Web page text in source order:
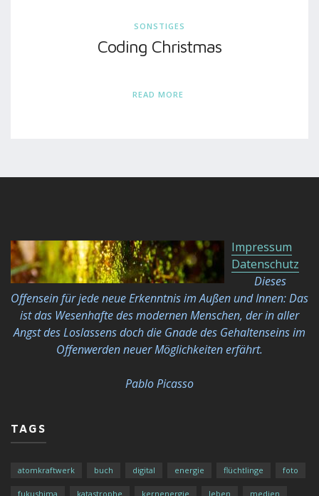
SONSTIGES
Coding Christmas
READ MORE
Impressum
Datenschutz
Dieses
Offensein für jede neue Erkenntnis im Außen und Innen: Das
ist das Wesenhafte des modernen Menschen, der in aller
Angst des Loslassens doch die Gnade des Gehaltenseins im
Offenwerden neuer Möglichkeitenerfährt.
Pablo Picasso
TAGS
atomkraftwerk buch digital energie flüchtlinge foto
fukushima katastrophe kernenergie leben medien